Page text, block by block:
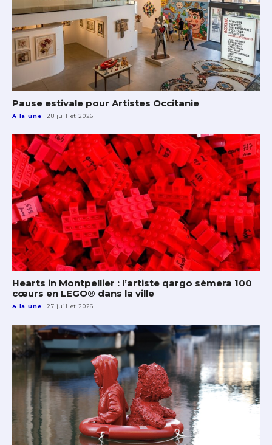
Pause estivale pour Artistes Occitanie
A la une 28 juillet 2026
Hearts in Montpellier : l’artiste qargo sèmera 100
cœurs en LEGO® dans la ville
A la une 27 juillet 2026